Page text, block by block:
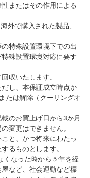
またはその作用による
外で購入された製品、
特殊設置環境下での出
殊設置環境対応に要す
収いたします。
し、本保証成立時点か
たは解除（クーリングオ
のお買上げ日から3か月
変更はできません。
と、かつ将来にわたっ
るものとします。
くなった時から５年を経
など、社会運動など標